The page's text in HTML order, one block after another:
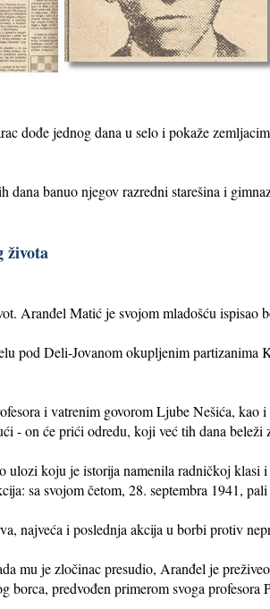
dođe jednog dana u selo i pokaže
dana banuo njegov razredni starešina i
života
Aranđel Matić je svojom mladošću ispisao
pod Deli-Jovanom okupljenim
i vatrenim govorom Ljube Nešića,
- on će prići odredu, koji već tih dana beleži
ulozi koju je istorija namenila radničkoj klasi
sa svojom četom, 28. septembra 1941,
najveća i poslednja akcija u borbi protiv
mu je zločinac presudio, Aranđel je
borca, predvođen primerom svoga profesora